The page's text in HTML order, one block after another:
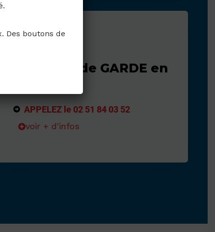
MEDECIN de GARDE en
APPELEZ le 02 51 84 03 52
voir + d'infos
Des boutons de